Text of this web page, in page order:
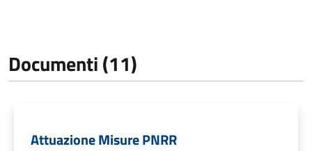
Documenti (11)
Attuazione Misure PNRR